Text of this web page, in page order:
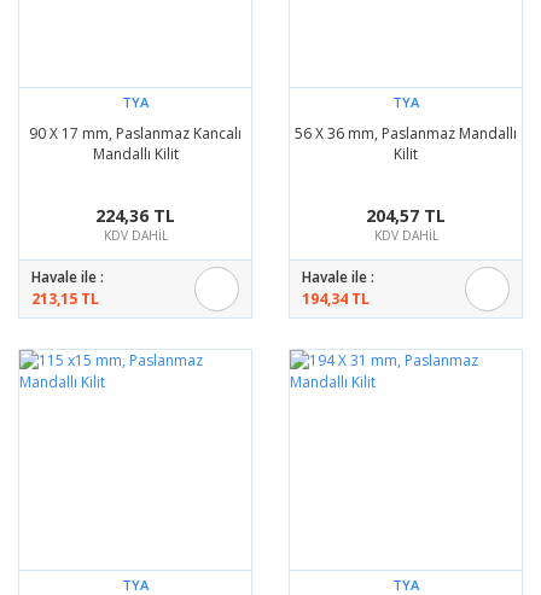
TYA
90 X 17 mm, Paslanmaz Kancalı
Mandallı Kilit
224,36 TL
KDV DAHİL
Havale ile :
213,15 TL
TYA
56 X 36 mm, Paslanmaz Mandallı
Kilit
204,57 TL
KDV DAHİL
Havale ile :
194,34 TL
TYA TYA